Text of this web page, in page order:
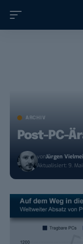
ARCHIV
Post-PC-
vonJürgen
Aktualisiert: 9.